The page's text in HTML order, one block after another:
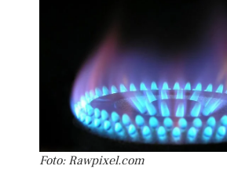
Foto: Rawpixel.com